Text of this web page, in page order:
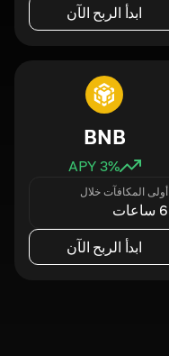
ابدأ الربح الآن
BNB
3% APY
أولى المكافآت خلال
6 ساعات
ابدأ الربح الآن